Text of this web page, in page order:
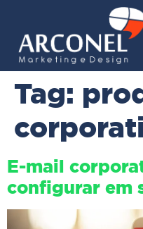
Tag:
E-mail
configurar em